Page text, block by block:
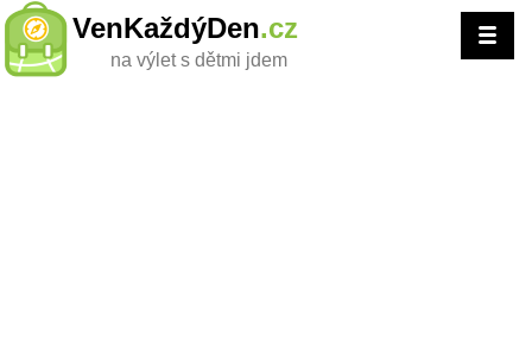
VenKaždýDen.cz
na výlet s dětmi jdem